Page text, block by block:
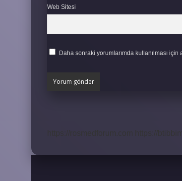
Web Sitesi
Daha sonraki yorumlarımda kullanılması
https://